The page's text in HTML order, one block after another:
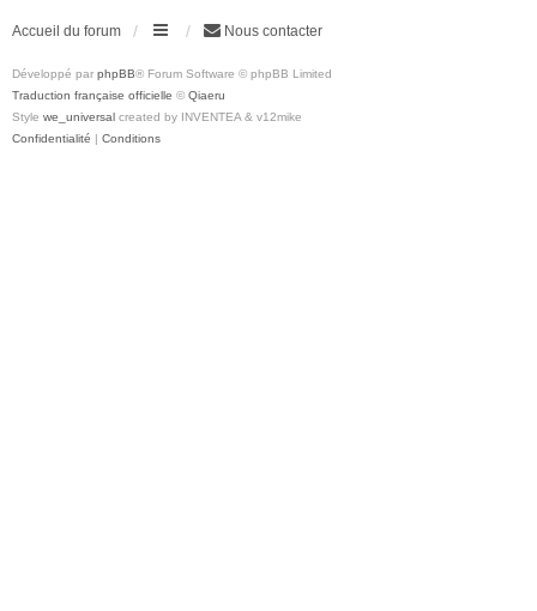
Accueil du forum Nous contacter
Développé par phpBB® Forum Software © phpBB Limited
Traduction française officielle © Qiaeru
Style we_universal created by INVENTEA & v12mike
Confidentialité | Conditions